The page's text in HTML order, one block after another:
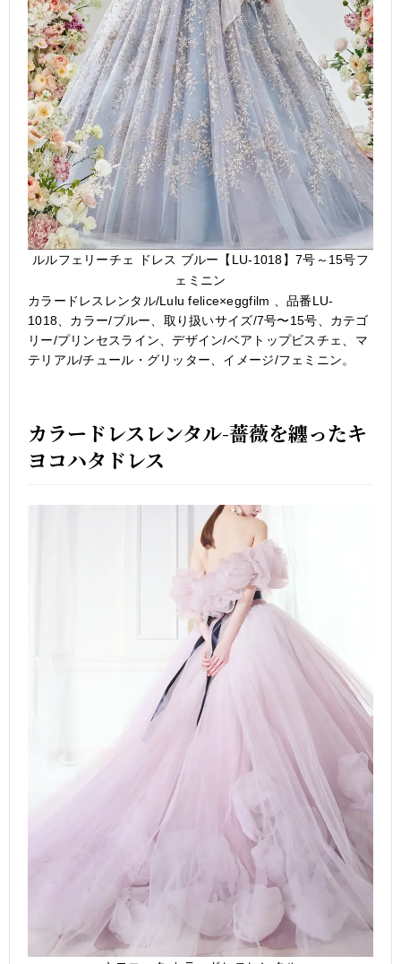
ルルフェリーチェ ドレス ブルー【LU-1018】7号～15号フ
ェミニン
カラードレスレンタル/Lulu felice×eggfilm 、品番LU-
1018、カラー/ブルー、取り扱いサイズ/7号〜15号、カテゴ
リー/プリンセスライン、デザイン/ベアトップビスチェ、マ
テリアル/チュール・グリッター、イメージ/フェミニン。
カラードレスレンタル-薔薇を纏ったキ
ヨコハタドレス